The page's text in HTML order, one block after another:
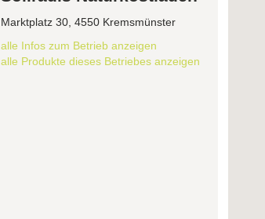
Marktplatz 30, 4550 Kremsmünster
alle Infos zum Betrieb anzeigen
alle Produkte dieses Betriebes anzeigen